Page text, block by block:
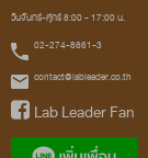
วันจันทร์-ศุกร์ 8:00 - 17:00 น.
02-274-8661-3
contact@lableader.co.th
Lab Leader Fan